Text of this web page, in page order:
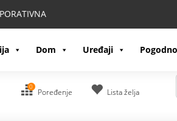
Dom Uređaji
0
Poređenje Lista želja